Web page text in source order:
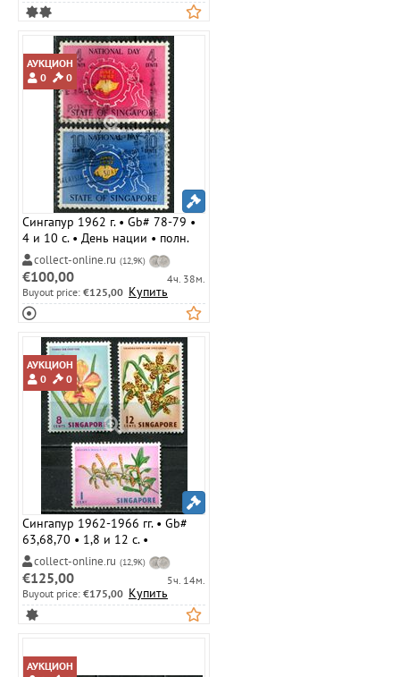
АУКЦИОН
0
0
Сингапур 1962 г. • Gb# 78-79 •
4 и 10 c. • День нации • полн.
серия • Used VF ( кат.- £ 3 )
collect-online.ru (12,9K)
€100,00
4ч. 38м.
Buyout price: €125,00 Купить
АУКЦИОН
0
0
Сингапур 1962-1966 гг. • Gb#
63,68,70 • 1,8 и 12 c. •
Елизавета II • основной выпуск
• цветы ( 3 марки ) • MLH OG VF
( кат.- £ 3 )
collect-online.ru (12,9K)
€125,00
5ч. 14м.
Buyout price: €175,00 Купить
АУКЦИОН